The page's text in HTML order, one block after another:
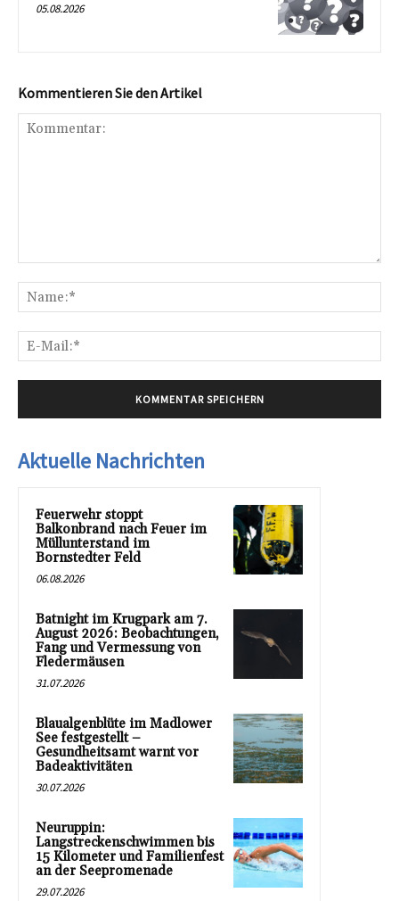
05.08.2026
Kommentieren Sie den Artikel
Aktuelle Nachrichten
Feuerwehr stoppt
Balkonbrand nach Feuer im
Müllunterstand im
Bornstedter Feld
06.08.2026
Batnight im Krugpark am 7.
August 2026: Beobachtungen,
Fang und Vermessung von
Fledermäusen
31.07.2026
Blaualgenblüte im Madlower
See festgestellt –
Gesundheitsamt warnt vor
Badeaktivitäten
30.07.2026
Neuruppin:
Langstreckenschwimmen bis
15 Kilometer und Familienfest
an der Seepromenade
29.07.2026